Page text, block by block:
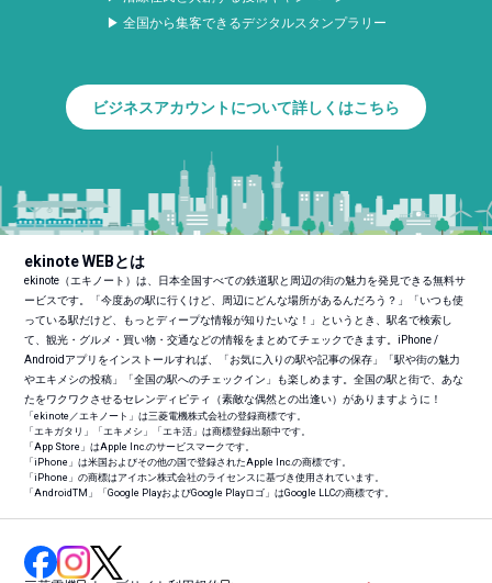
▶ 全国から集客できるデジタルスタンプラリー
ビジネスアカウントについて詳しくはこちら
ekinote WEBとは
ekinote（エキノート）は、日本全国すべての鉄道駅と周辺の街の魅力を発見できる無料サ
ービスです。「今度あの駅に行くけど、周辺にどんな場所があるんだろう？」「いつも使
っている駅だけど、もっとディープな情報が知りたいな！」というとき、駅名で検索し
て、観光・グルメ・買い物・交通などの情報をまとめてチェックできます。iPhone /
Androidアプリをインストールすれば、「お気に入りの駅や記事の保存」「駅や街の魅力
やエキメシの投稿」「全国の駅へのチェックイン」も楽しめます。全国の駅と街で、あな
たをワクワクさせるセレンディピティ（素敵な偶然との出逢い）がありますように！
「ekinote／エキノート」は三菱電機株式会社の登録商標です。
「エキガタリ」「エキメシ」「エキ活」は商標登録出願中です。
「App Store」はApple Inc.のサービスマークです。
「iPhone」は米国およびその他の国で登録されたApple Inc.の商標です。
「iPhone」の商標はアイホン株式会社のライセンスに基づき使用されています。
「AndroidTM 」「Google PlayおよびGoogle Playロゴ」はGoogle LLCの商標です。